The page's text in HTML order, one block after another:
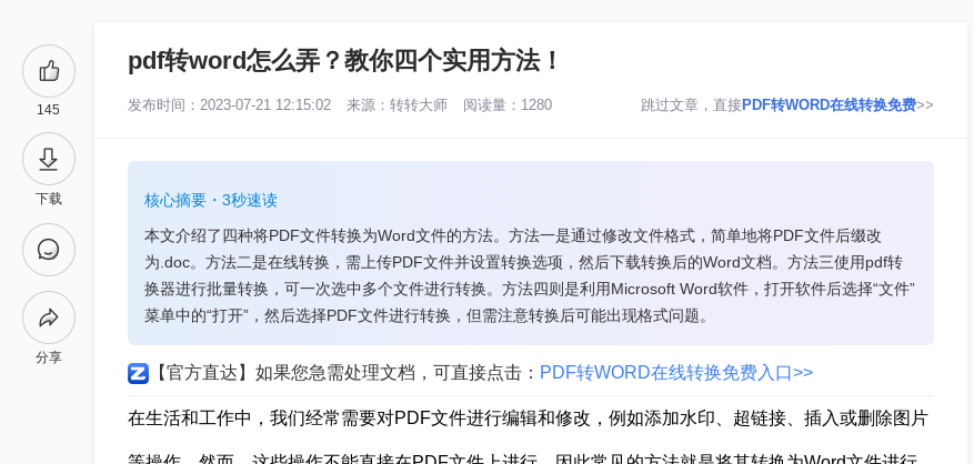
145
下载
分享
pdf转word怎么弄？教你四个实用方法！
发布时间：2023-07-21 12:15:02 来源： 转转大师 阅读量：1280 跳过文章，直接PDF转WORD在线转换免费>>
核心摘要・3秒速读
本文介绍了四种将PDF文件转换为Word文件的方法。方法一是通过修改文件格式，简单地将PDF文件后缀改
为.doc。方法二是在线转换，需上传PDF文件并设置转换选项，然后下载转换后的Word文档。方法三使用pdf转
换器进行批量转换，可一次选中多个文件进行转换。方法四则是利用Microsoft Word软件，打开软件后选择“文件”
菜单中的“打开”，然后选择PDF文件进行转换，但需注意转换后可能出现格式问题。
【官方直达】如果您急需处理文档，可直接点击： PDF转WORD在线转换免费入口>>
在生活和工作中，我们经常需要对PDF文件进行编辑和修改，例如添加水印、超链接、插入或删除图片